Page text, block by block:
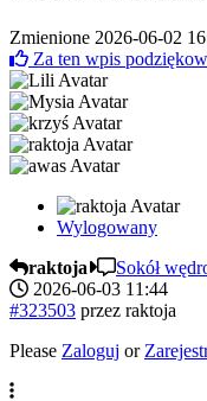
Zmienione 2026-06-02
Za ten wpis
Wylogowany
raktoja
Sokół
2026-06-03 11:44
#323503 przez raktoja
Please Zaloguj or